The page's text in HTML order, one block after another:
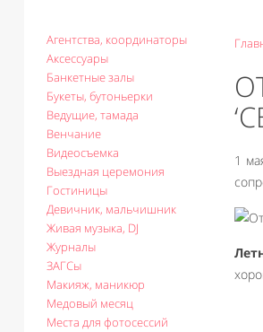
Агентства, координаторы
Аксессуары
Банкетные залы
Букеты, бутоньерки
Ведущие, тамада
Венчание
Видеосъемка
Выездная церемония
Гостиницы
Девичник, мальчишник
Живая музыка, DJ
Журналы
ЗАГСы
Макияж, маникюр
Медовый месяц
Места для фотосессий
1